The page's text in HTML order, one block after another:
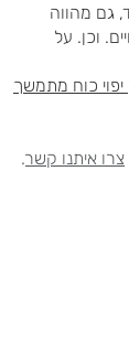
גם מהווה
וכן. על
יפוי כוח מתמשך
צרו איתנו קשר.